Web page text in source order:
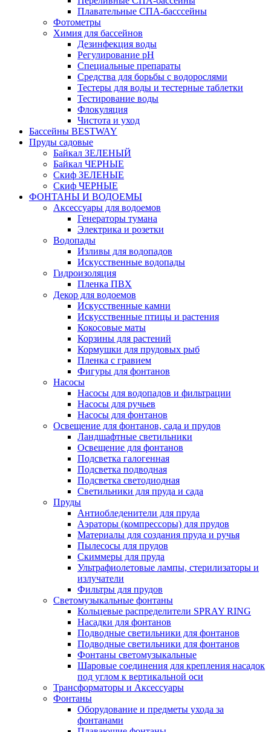
Плавательные СПА-басссейны
Фотометры
Химия для бассейнов
Дезинфекция воды
Регулирование pH
Специальные препараты
Средства для борьбы с водорослями
Тестеры для воды и тестерные таблетки
Тестирование воды
Флокуляция
Чистота и уход
Бассейны BESTWAY
Пруды садовые
Байкал ЗЕЛЕНЫЙ
Байкал ЧЕРНЫЕ
Скиф ЗЕЛЕНЫЕ
Скиф ЧЕРНЫЕ
ФОНТАНЫ И ВОДОЕМЫ
Аксессуары для водоемов
Генераторы тумана
Электрика и розетки
Водопады
Изливы для водопадов
Искусственные водопады
Гидроизоляция
Пленка ПВХ
Декор для водоемов
Искусственные камни
Искусственные птицы и растения
Кокосовые маты
Корзины для растений
Кормушки для прудовых рыб
Пленка с гравием
Фигуры для фонтанов
Насосы
Насосы для водопадов и фильтрации
Насосы для ручьев
Насосы для фонтанов
Освещение для фонтанов, сада и прудов
Ландшафтные светильники
Освещение для фонтанов
Подсветка галогенная
Подсветка подводная
Подсветка светодиодная
Светильники для пруда и сада
Пруды
Антиобледенители для пруда
Аэраторы (компрессоры) для прудов
Материалы для создания пруда и ручья
Пылесосы для прудов
Скиммеры для пруда
Ультрафиолетовые лампы, стерилизаторы и
излучатели
Фильтры для прудов
Светомузыкальные фонтаны
Кольцевые распределители SPRAY RING
Насадки для фонтанов
Подводные светильники для фонтанов
Подводные светильники для фонтанов
Фонтаны светомузыкальные
Шаровые соединения для крепления насадок
под углом к вертикальной оси
Трансформаторы и Аксессуары
Фонтаны
Оборудование и предметы ухода за
фонтанами